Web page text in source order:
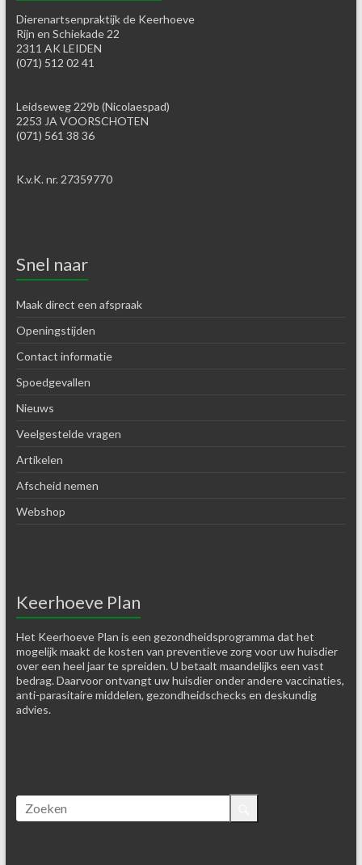
Dierenartsenpraktijk de Keerhoeve
Rijn en Schiekade 22
2311 AK LEIDEN
(071) 512 02 41
Leidseweg 229b (Nicolaespad)
2253 JA VOORSCHOTEN
(071) 561 38 36
K.v.K. nr. 27359770
Snel naar
Maak direct een afspraak
Openingstijden
Contact informatie
Spoedgevallen
Nieuws
Veelgestelde vragen
Artikelen
Afscheid nemen
Webshop
Keerhoeve Plan
Het Keerhoeve Plan is een gezondheidsprogramma dat het
mogelijk maakt de kosten van preventieve zorg voor uw huisdier
over een heel jaar te spreiden. U betaalt maandelijks een vast
bedrag. Daarvoor ontvangt uw huisdier onder andere vaccinaties,
anti-parasitaire middelen, gezondheidschecks en deskundig
advies.